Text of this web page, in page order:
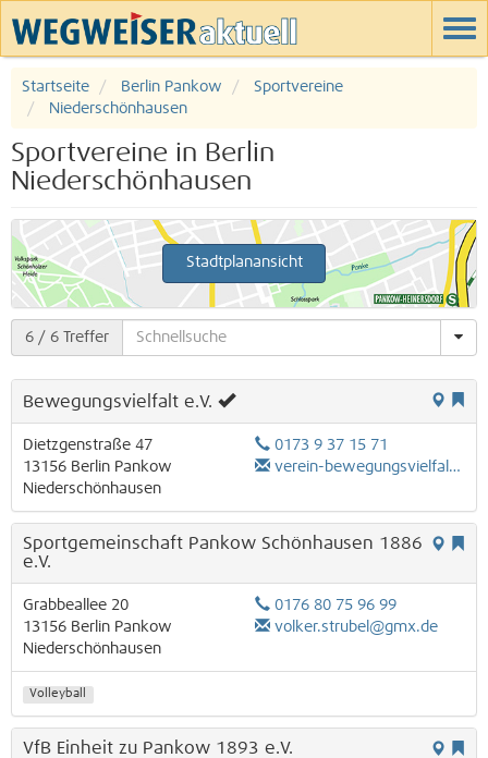
Startseite Berlin Pankow
Sportvereine
Niederschönhausen
Sportvereine in Berlin
Niederschönhausen
Stadtplanansicht
6 / 6 Treffer
Bewegungsvielfalt e.V.
Dietzgenstraße 47
13156 Berlin Pankow
Niederschönhausen
0173 9 37 15 71
verein-bewegungsvielfalt@gmx.de
Sportgemeinschaft Pankow Schönhausen 1886
e.V.
Grabbeallee 20
13156 Berlin Pankow
Niederschönhausen
0176 80 75 96 99
volker.strubel@gmx.de
Volleyball
VfB Einheit zu Pankow 1893 e.V.